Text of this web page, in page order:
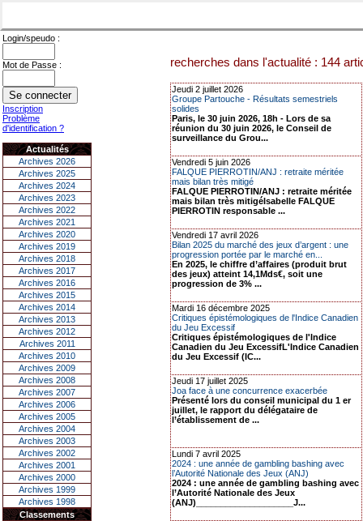
Login/speudo :
Mot de Passe :
Inscription
Problème
d'identification ?
Actualités
Archives 2026
Archives 2025
Archives 2024
Archives 2023
Archives 2022
Archives 2021
Archives 2020
Archives 2019
Archives 2018
Archives 2017
Archives 2016
Archives 2015
Archives 2014
Archives 2013
Archives 2012
Archives 2011
Archives 2010
Archives 2009
Archives 2008
Archives 2007
Archives 2006
Archives 2005
Archives 2004
Archives 2003
Archives 2002
Archives 2001
Archives 2000
Archives 1999
Archives 1998
Classements
recherches dans l'actualité : 144
Jeudi 2 juillet 2026
Groupe Partouche - Résultats semestriels
solides
Paris, le 30 juin 2026, 18h - Lors de sa
réunion du 30 juin 2026, le Conseil de
surveillance du Grou...
Vendredi 5 juin 2026
FALQUE PIERROTIN/ANJ : retraite méritée
mais bilan très mitigé
FALQUE PIERROTIN/ANJ : retraite méritée
mais bilan très mitigéIsabelle FALQUE
PIERROTIN responsable ...
Vendredi 17 avril 2026
Bilan 2025 du marché des jeux d’argent : une
progression portée par le marché en...
En 2025, le chiffre d’affaires (produit brut
des jeux) atteint 14,1Mds€, soit une
progression de 3% ...
Mardi 16 décembre 2025
Critiques épistémologiques de l'Indice Canadien
du Jeu Excessif
Critiques épistémologiques de l'Indice
Canadien du Jeu ExcessifL'Indice Canadien
du Jeu Excessif (IC...
Jeudi 17 juillet 2025
Joa face à une concurrence exacerbée
Présenté lors du conseil municipal du 1 er
juillet, le rapport du délégataire de
l’établissement de ...
Lundi 7 avril 2025
2024 : une année de gambling bashing avec
l’Autorité Nationale des Jeux (ANJ)
2024 : une année de gambling bashing avec
l’Autorité Nationale des Jeux
(ANJ)____________________J...